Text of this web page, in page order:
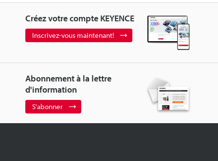
Créez votre compte KEYENCE
Inscrivez-vous maintenant!
Abonnement à la lettre
d'information
S'abonner